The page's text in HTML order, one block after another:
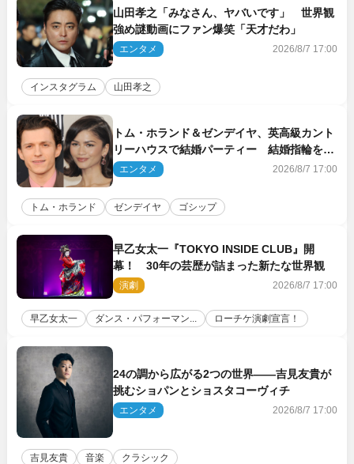
山田孝之「みなさん、ヤバいです」 世界観
強め謎動画にファン爆笑「天才だわ」
エンタメ 2026/8/7 17:00
インスタグラム 山田孝之
トム・ホランド＆ゼンデイヤ、英高級カント
リーハウスで結婚パーティー 結婚指輪を身
に着けたトムも初キャッチ
エンタメ 2026/8/7 17:00
トム・ホランド ゼンデイヤ ゴシップ
早乙女太一『TOKYO INSIDE CLUB』開
幕！ 30年の芸歴が詰まった新たな世界観
演劇 2026/8/7 17:00
早乙女太一 ダンス・パフォーマン... ローチケ演劇宣言！
24の調から広がる2つの世界――吉見友貴が
挑むショパンとショスタコーヴィチ
エンタメ 2026/8/7 17:00
吉見友貴 音楽 クラシック